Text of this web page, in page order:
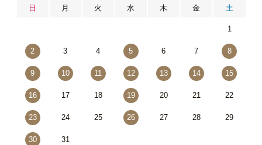
日 月 火 水 木 金 土
1
2 3 4 5 6 7 8
9 10 11 12 13 14 15
16 17 18 19 20 21 22
23 24 25 26 27 28 29
30 31